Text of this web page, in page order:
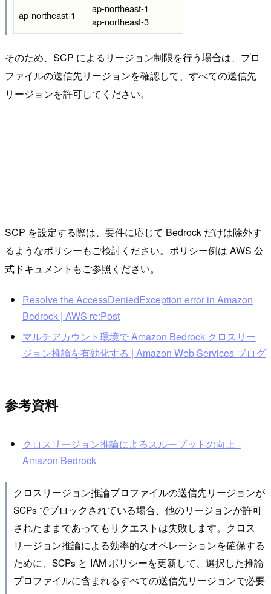
ap-northeast-1
ap-northeast-1
ap-northeast-3
そのため、SCP によるリージョン制限を行う場合は、プロ
ファイルの送信先リージョンを確認して、すべての送信先
リージョンを許可してください。
SCP を設定する際は、要件に応じて Bedrock だけは除外す
るようなポリシーもご検討ください。ポリシー例は AWS 公
式ドキュメントもご参照ください。
Resolve the AccessDeniedException error in Amazon
Bedrock | AWS re:Post
マルチアカウント環境で Amazon Bedrock クロスリー
ジョン推論を有効化する | Amazon Web Services ブログ
参考資料
クロスリージョン推論によるスループットの向上 -
Amazon Bedrock
クロスリージョン推論プロファイルの送信先リージョンが
SCPs でブロックされている場合、他のリージョンが許可
されたままであってもリクエストは失敗します。クロス
リージョン推論による効率的なオペレーションを確保する
ために、SCPs と IAM ポリシーを更新して、選択した推論
プロファイルに含まれるすべての送信先リージョンで必要